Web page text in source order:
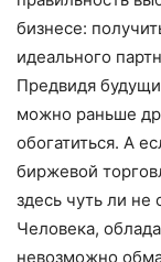
бизнесе:
идеального
Предвидя
можно раньше
обогатиться. А
биржевой
здесь чуть ли
Человека,
невозможно